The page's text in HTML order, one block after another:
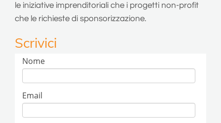
le iniziative imprenditoriali che i progetti non-profit
che le richieste di sponsorizzazione.
Scrivici